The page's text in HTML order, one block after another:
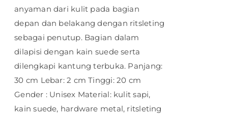
anyaman dari kulit pada bagian
depan dan belakang dengan ritsleting
sebagai penutup. Bagian dalam
dilapisi dengan kain suede serta
dilengkapi kantung terbuka. Panjang:
30 cm Lebar: 2 cm Tinggi: 20 cm
Gender : Unisex Material: kulit sapi,
kain suede, hardware metal, ritsleting